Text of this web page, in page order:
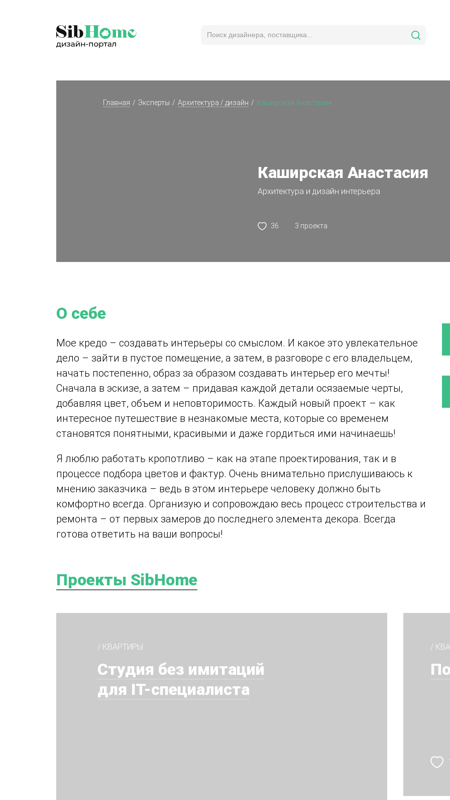
Главная Эксперты Архитектура / дизайн Каширская Анастасия
Каширская Анастасия
Архитектура и дизайн интерьера
36 3 проекта
О себе
Мое кредо – создавать интерьеры со смыслом. И какое это увлекательное
дело – зайти в пустое помещение, а затем, в разговоре с его владельцем,
начать постепенно, образ за образом создавать интерьер его мечты!
Сначала в эскизе, а затем – придавая каждой детали осязаемые черты,
добавляя цвет, объем и неповторимость. Каждый новый проект – как
интересное путешествие в незнакомые места, которые со временем
становятся понятными, красивыми и даже гордиться ими начинаешь!
Я люблю работать кропотливо – как на этапе проектирования, так и в
процессе подбора цветов и фактур. Очень внимательно прислушиваюсь к
мнению заказчика – ведь в этом интерьере человеку должно быть
комфортно всегда. Организую и сопровождаю весь процесс строительства и
ремонта – от первых замеров до последнего элемента декора. Всегда
готова ответить на ваши вопросы!
Проекты SibHome
/ КВАРТИРЫ
Студия без имитаций
для IT-специалиста
/